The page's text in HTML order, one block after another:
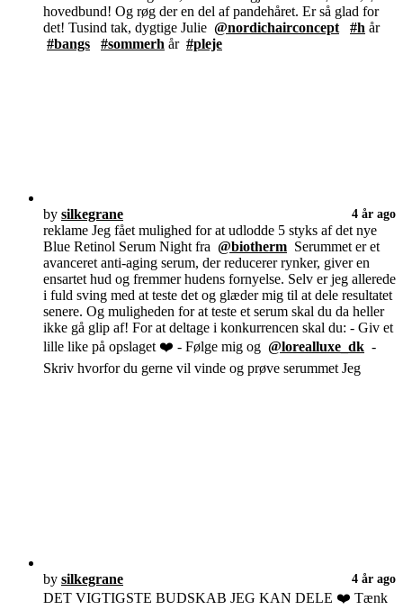
hovedbund! Og røg der en del af pandehåret. Er så glad for
det! Tusind tak, dygtige Julie @nordichairconcept #h år
#bangs
#sommerh år #pleje
by silkegrane 4 år ago
reklame Jeg fået mulighed for at udlodde 5 styks af det nye
Blue Retinol Serum Night fra @biotherm Serummet er et
avanceret anti-aging serum, der reducerer rynker, giver en
ensartet hud og fremmer hudens fornyelse. Selv er jeg allerede
i fuld sving med at teste det og glæder mig til at dele resultatet
senere. Og muligheden for at teste et serum skal du da heller
ikke gå glip af! For at deltage i konkurrencen skal du: - Giv et
lille like på opslaget ❤️ - Følge mig og @lorealluxe_dk -
Skriv hvorfor du gerne vil vinde og prøve serummet Jeg
by silkegrane 4 år ago
DET VIGTIGSTE BUDSKAB JEG KAN DELE ❤️ Tænk